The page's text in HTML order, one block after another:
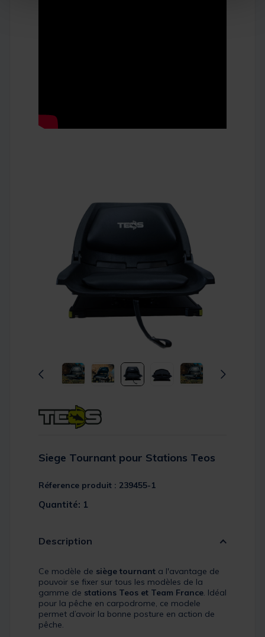
Siege Tournant pour Stations Teos
Réference produit : 239455-1
Quantité: 1
Description
Ce modèle de siège tournant a l'avantage de
pouvoir se fixer sur tous les modèles de la
gamme de stations Teos et Team France. Idéal
pour la pêche en carpodrome, ce modele
permet d’avoir la bonne posture en action de
pêche.